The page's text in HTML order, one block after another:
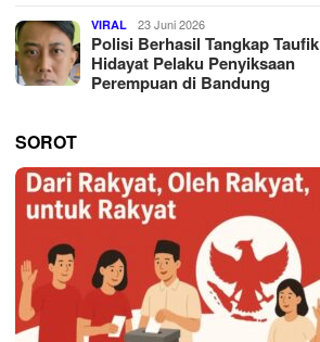
VIRAL 23 Juni 2026
Polisi Berhasil Tangkap Taufik
Hidayat Pelaku Penyiksaan
Perempuan di Bandung
SOROT